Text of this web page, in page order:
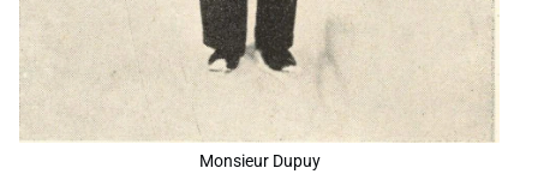
Monsieur Dupuy